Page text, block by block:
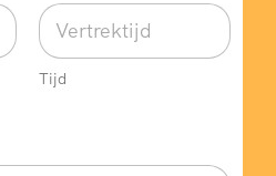
Tijd